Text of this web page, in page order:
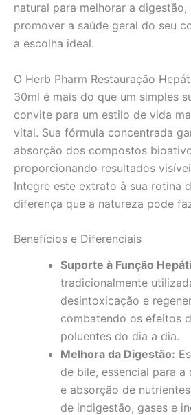
natural para melhorar a
promover a saúde geral do seu
a escolha ideal.
O Herb Pharm Restauração
30ml é mais do que um simples
convite para um estilo de vida
vital. Sua fórmula concentrada
absorção dos compostos
proporcionando resultados
Integre este extrato à sua rotina
diferença que a natureza pode
Benefícios e Diferenciais
Suporte à Função
tradicionalmente
desintoxicação e
combatendo os efeitos
poluentes do dia a dia.
Melhora da Digestão:
de bile, essencial para
e absorção de
de indigestão, gases e